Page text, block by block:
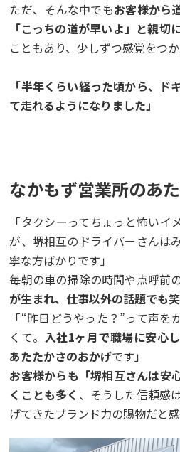
ただ、そんな中でもお客様から
「こっちの道が早いよ」と親切
こともあり、少しずつ感覚をつ
「半年くらい経った頃から、ド
て走れるようになりました」
なかもず営業所のあ
「タクシーってちょっと怖いイ
が、堺相互のドライバーさんは
寧な方ばかりです」
毎朝の車の掃除の時間や点呼前
が生まれ、仕事以外の話題でも笑
「“昨日どうやった？”って声
くて。 入社1ヶ月で職場に安心
あたたかさのおかげです」
お客様からも「堺相互さんは安
くことも多く 、そうした信頼感
げてきたブランド力の賜物だと